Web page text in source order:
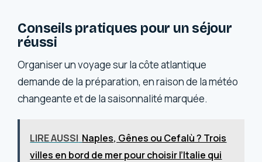
Conseils pratiques pour un séjour
réussi
Organiser un voyage sur la côte atlantique
demande de la préparation, en raison de la météo
changeante et de la saisonnalité marquée.
LIRE AUSSI Naples, Gênes ou Cefalù ? Trois
villes en bord de mer pour choisir l’Italie qui